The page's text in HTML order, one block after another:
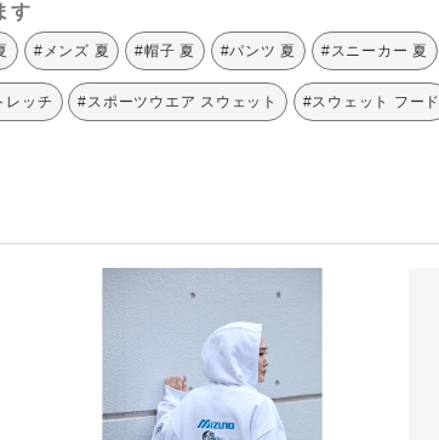
W.PROPHECY1｜特集
WP MAGIC MITA｜特集
WP STRAP｜特集
スペシャルカラーパック｜特集
をすべて見る
す
#メンズ 夏 #帽子 夏 #パンツ 夏 #スニーカー 夏
レッチ #スポーツウエア スウェット #スウェット フード